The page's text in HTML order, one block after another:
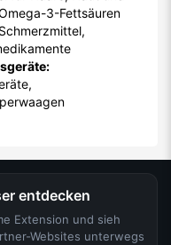
3-Fettsäuren
entdecken
Extension und sieh
Websites unterwegs